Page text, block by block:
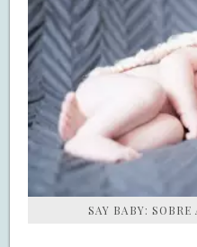
SAY BABY: